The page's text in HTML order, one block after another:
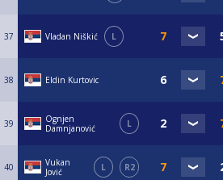
37 Vladan Niškić L
38 Eldin Kurtovic
39
Ognjen
Damnjanović
L
40
Vukan
Jović
L R2